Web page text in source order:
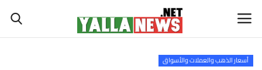
أسعار الذهب والعملات والأسواق